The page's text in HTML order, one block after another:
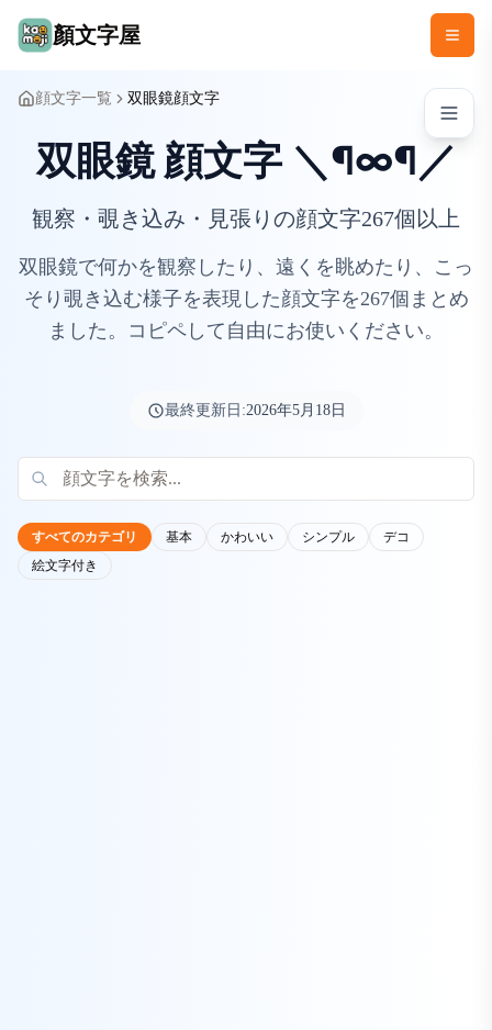
顏文字屋
顔文字一覧 双眼鏡顔文字
双眼鏡 顔文字 ＼¶∞¶／
観察・覗き込み・見張りの顔文字267個以上
双眼鏡で何かを観察したり、遠くを眺めたり、こっ
そり覗き込む様子を表現した顔文字を267個まとめ
ました。コピペして自由にお使いください。
最終更新日:2026年5月18日
すべてのカテゴリ 基本 かわいい シンプル
デコ
絵文字付き